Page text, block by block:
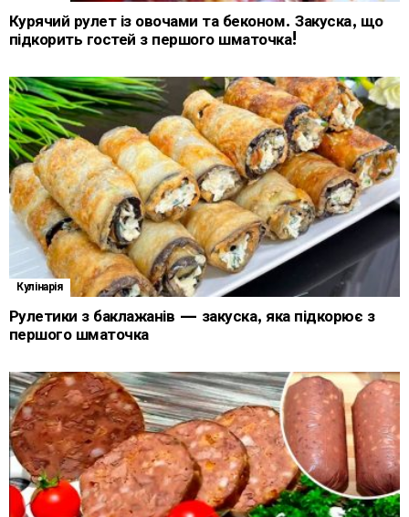
Курячий рулет із овочами та беконом. Закуска, що
підкорить гостей з першого шматочка!
Кулінарія
Рулетики з баклажанів — закуска, яка підкорює з
першого шматочка